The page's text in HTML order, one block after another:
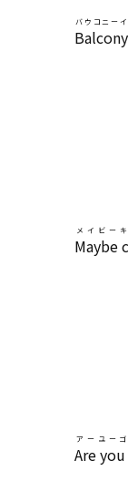
バウコニー
Maybe
メイビー
Are
アーユー